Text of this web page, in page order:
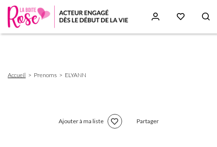
d'Ariane
Accueil Prenoms ELYANN
Ajouter à ma liste Partager